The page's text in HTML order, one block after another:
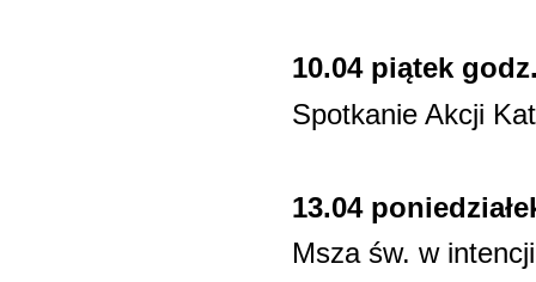
10.04 piątek
Spotkanie Akcji
13.04
Msza św. w